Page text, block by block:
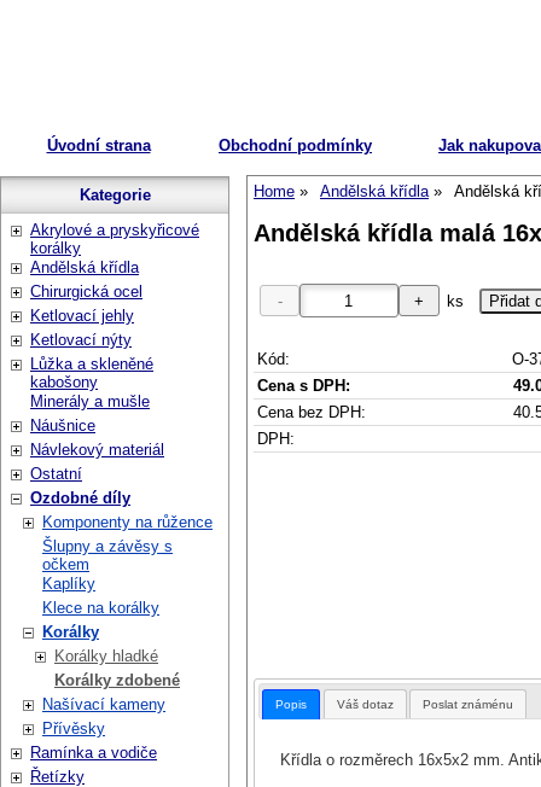
Úvodní strana Obchodní podmínky Jak
Home Andělská křídla Andělská
Andělská křídla malá
ks
Kód:
O-
Cena s DPH:
Cena bez DPH:
DPH:
Popis Váš dotaz Poslat známénu
Křídla o rozměrech 16x5x2 mm.
Kategorie
Akrylové a pryskyřicové
korálky
Andělská křídla
Chirurgická ocel
Ketlovací jehly
Ketlovací nýty
Lůžka a skleněné
kabošony
Minerály a mušle
Náušnice
Návlekový materiál
Ostatní
Ozdobné díly
Komponenty na růžence
Šlupny a závěsy s
očkem
Kaplíky
Klece na korálky
Korálky
Korálky hladké
Korálky zdobené
Našívací kameny
Přívěsky
Ramínka a vodiče
Řetízky